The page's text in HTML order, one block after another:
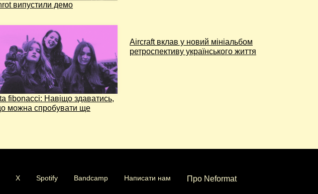
випустили демо
fibonacci: Навіщо здаватись,
можна спробувати ще
Aircraft вклав у новий мініальбом
ретроспективу українського життя
X Spotify Bandcamp Написати нам Про Neformat